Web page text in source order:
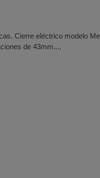
Cierre eléctrico modelo
de 43mm....